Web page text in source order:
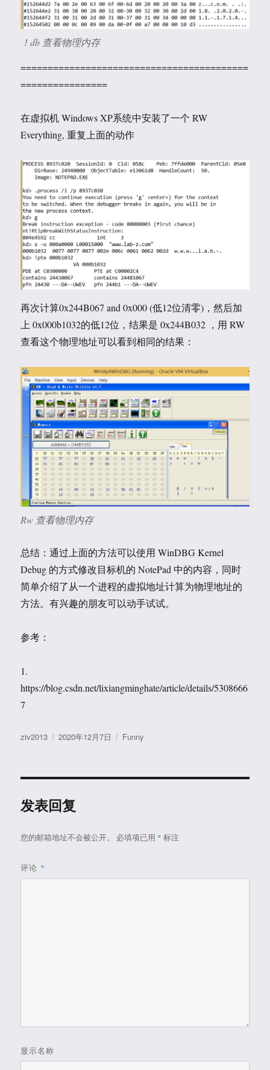
！db 查看物理内存
==========================================
================
在虚拟机 Windows XP系统中安装了一个 RW
Everything, 重复上面的动作
再次计算0x244B067 and 0x000 (低12位清零)，然后加
上 0x000b1032的低12位，结果是 0x244B032 ，用 RW
查看这个物理地址可以看到相同的结果：
Rw 查看物理内存
总结：通过上面的方法可以使用 WinDBG Kernel
Debug 的方式修改目标机的 NotePad 中的内容，同时
简单介绍了从一个进程的虚拟地址计算为物理地址的
方法。有兴趣的朋友可以动手试试。
参考：
1.
https://blog.csdn.net/lixiangminghate/article/details/5308666
7
作
ziv2013
发
2020年12月7日
分
Funny
发表回复
您的邮箱地址不会被公开。 必填项已用 * 标注
评论 *
显示名称